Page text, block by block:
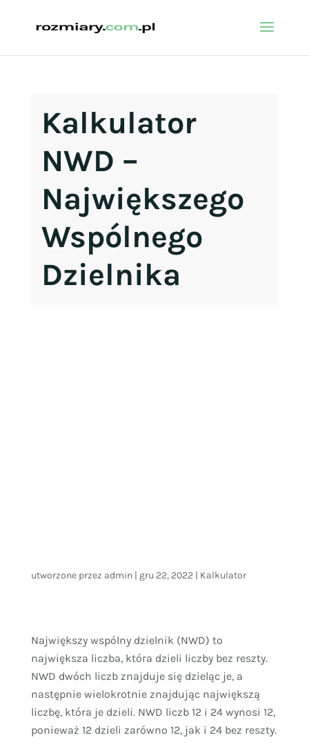
Kalkulator
NWD –
Największego
Wspólnego
Dzielnika
utworzone przez admin| gru 22, 2022| Kalkulator
Największy wspólny dzielnik (NWD) to
największa liczba, która dzieli liczby bez reszty.
NWD dwóch liczb znajduje się dzieląc je, a
następnie wielokrotnie znajdując największą
liczbę, która je dzieli. NWD liczb 12 i 24 wynosi 12,
ponieważ 12 dzieli zarówno 12, jak i 24 bez reszty.